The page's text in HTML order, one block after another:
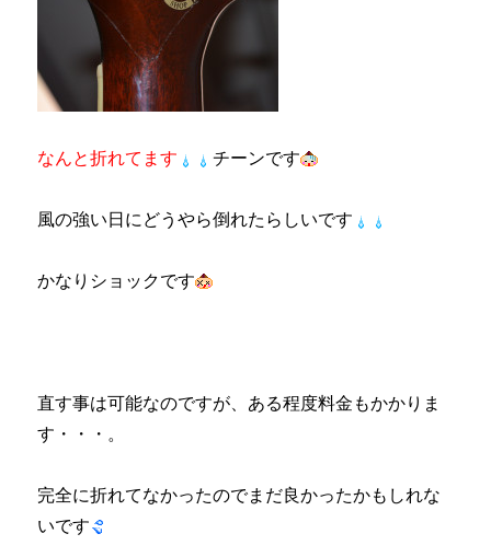
なんと折れてます チーンです
風の強い日にどうやら倒れたらしいです
かなりショックです
直す事は可能なのですが、ある程度料金もかかりま
す・・・。
完全に折れてなかったのでまだ良かったかもしれな
いです